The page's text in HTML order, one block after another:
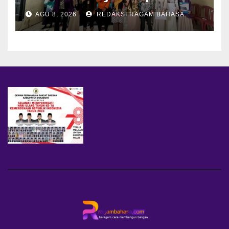
dengan Mitigasi Bencana
dan PFA
AGU 8, 2026 REDAKSI RAGAM BAHASA